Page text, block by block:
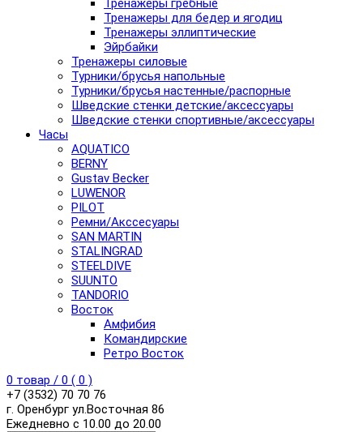
Тренажеры гребные
Тренажеры для бедер и ягодиц
Тренажеры эллиптические
Эйрбайки
Тренажеры силовые
Турники/брусья напольные
Турники/брусья настенные/распорные
Шведские стенки детские/аксессуары
Шведские стенки спортивные/аксессуары
Часы
AQUATICO
BERNY
Gustav Becker
LUWENOR
PILOT
Pемни/Акссесуары
SAN MARTIN
STALINGRAD
STEELDIVE
SUUNTO
TANDORIO
Восток
Амфибия
Командирские
Ретро Восток
0 товар / 0 ( 0 )
+7 (3532) 70 70 76
г. Оренбург ул.Восточная 86
Ежедневно с 10.00 до 20.00